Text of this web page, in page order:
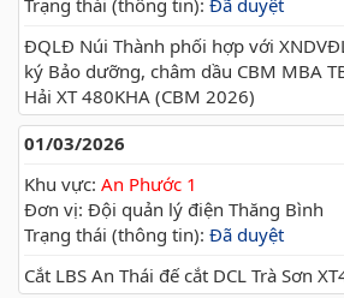
Trạng thái (thông tin): Đã duyệt
ĐQLĐ Núi Thành phối hợp với
ký Bảo dưỡng, châm dầu CBM MBA
Hải XT 480KHA (CBM 2026)
01/03/2026
Khu vực: An Phước 1
Đơn vị: Đội quản lý điện Thăng Bình
Trạng thái (thông tin): Đã duyệt
Cắt LBS An Thái đế cắt DCL Trà Sơn